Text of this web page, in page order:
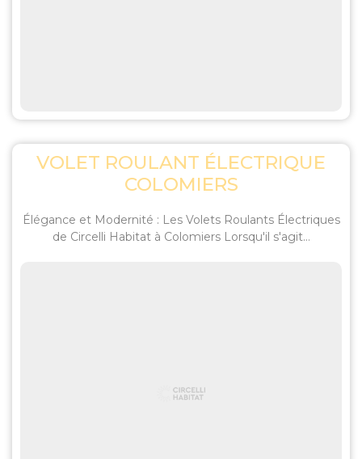
VOLET ROULANT ÉLECTRIQUE
COLOMIERS
Élégance et Modernité : Les Volets Roulants Électriques
de Circelli Habitat à Colomiers Lorsqu'il s'agit...